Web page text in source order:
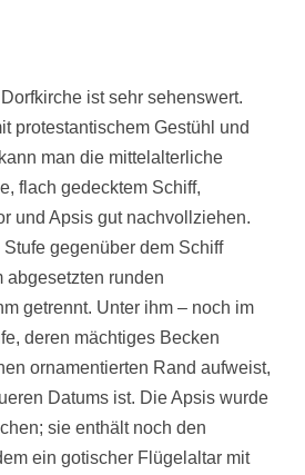
ist sehr sehenswert.
protestantischem Gestühl und
man die mittelalterliche
flach gedecktem Schiff,
und Apsis gut nachvollziehen.
gegenüber dem Schiff
abgesetzten runden
getrennt. Unter ihm – noch im
deren mächtiges Becken
ornamentierten Rand aufweist,
Datums ist. Die Apsis wurde
sie enthält noch den
ein gotischer Flügelaltar mit